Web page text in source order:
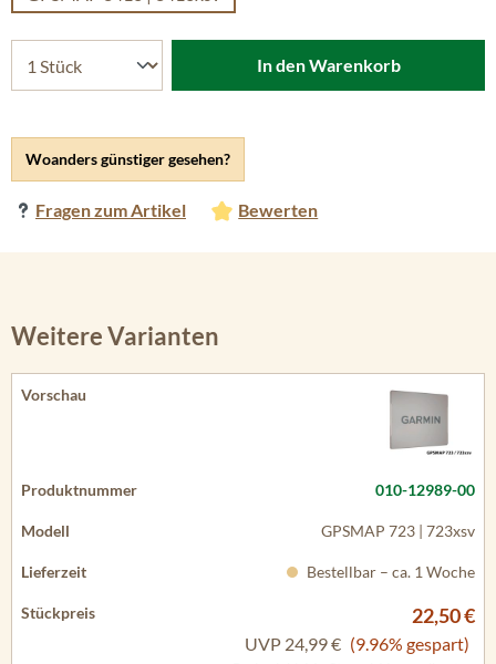
Woanders günstiger gesehen?
Fragen zum Artikel Bewerten
In den Warenkorb
Weitere Varianten
010-12989-00
GPSMAP 723 | 723xsv
Bestellbar – ca. 1 Woche
22,50 €
UVP 24,99 € (9.96% gespart)